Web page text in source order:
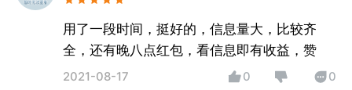
用了一段时间，挺好的，信息量大，比较齐
全，还有晚八点红包，看信息即有收益，赞
2021-08-17 0 0